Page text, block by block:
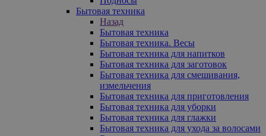
Бытовая техника
Назад
Бытовая техника
Бытовая техника. Весы
Бытовая техника для напитков
Бытовая техника для заготовок
Бытовая техника для смешивания,
измельчения
Бытовая техника для приготовления
Бытовая техника для уборки
Бытовая техника для глажки
Бытовая техника для ухода за волосами